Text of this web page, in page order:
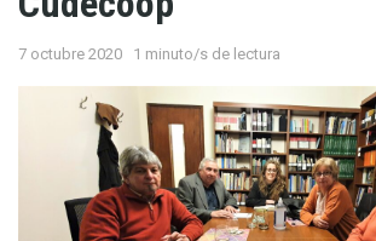
7 octubre 2020 1 minuto/s de lectura